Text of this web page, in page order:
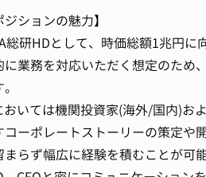
ジションの魅力】
総研HDとして、時価総額1兆円に
に業務を対応いただく想定のため
おいては機関投資家(海外/国内)
コーポレートストーリーの策定や
まらず幅広に経験を積むことが可能